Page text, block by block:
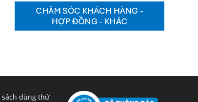
sách dùng thử